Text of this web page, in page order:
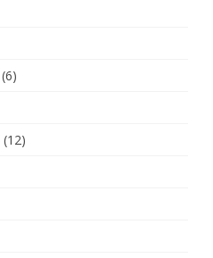
(6)
(12)